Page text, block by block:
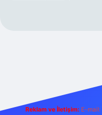
Reklam ve İletişim: E-mail: